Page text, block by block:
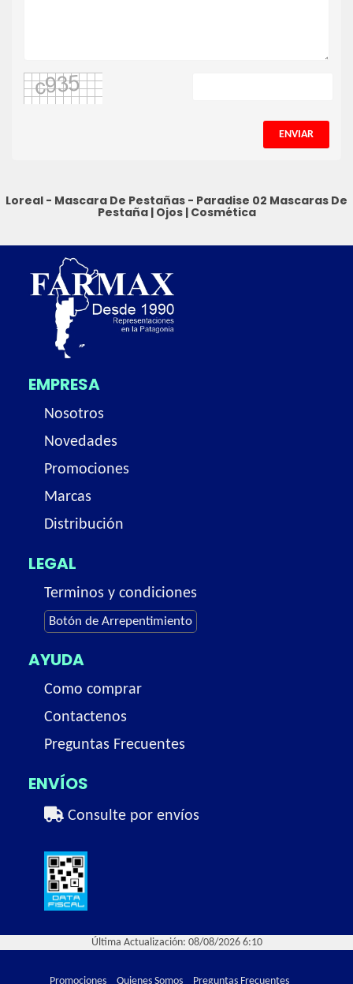
ENVIAR
Loreal - Mascara De Pestañas - Paradise 02 Mascaras De
Pestaña| Ojos| Cosmética
EMPRESA
Nosotros
Novedades
Promociones
Marcas
Distribución
LEGAL
Terminos y condiciones
Botón de Arrepentimiento
AYUDA
Como comprar
Contactenos
Preguntas Frecuentes
ENVÍOS
Consulte por envíos
Última Actualización: 08/08/2026 6:10
Promociones Quienes Somos Preguntas Frecuentes